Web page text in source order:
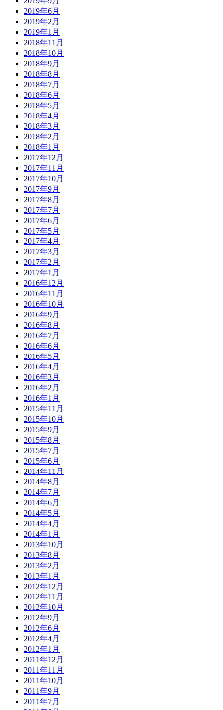
2019年6月
2019年2月
2019年1月
2018年11月
2018年10月
2018年9月
2018年8月
2018年7月
2018年6月
2018年5月
2018年4月
2018年3月
2018年2月
2018年1月
2017年12月
2017年11月
2017年10月
2017年9月
2017年8月
2017年7月
2017年6月
2017年5月
2017年4月
2017年3月
2017年2月
2017年1月
2016年12月
2016年11月
2016年10月
2016年9月
2016年8月
2016年7月
2016年6月
2016年5月
2016年4月
2016年3月
2016年2月
2016年1月
2015年11月
2015年10月
2015年9月
2015年8月
2015年7月
2015年6月
2014年11月
2014年8月
2014年7月
2014年6月
2014年5月
2014年4月
2014年1月
2013年10月
2013年8月
2013年2月
2013年1月
2012年12月
2012年11月
2012年10月
2012年9月
2012年6月
2012年4月
2012年1月
2011年12月
2011年11月
2011年10月
2011年9月
2011年7月